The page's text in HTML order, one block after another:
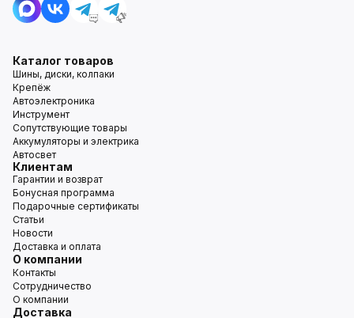
Каталог товаров
Шины, диски, колпаки
Крепёж
Автоэлектроника
Инструмент
Сопутствующие товары
Аккумуляторы и электрика
Автосвет
Клиентам
Гарантии и возврат
Бонусная программа
Подарочные сертификаты
Статьи
Новости
Доставка и оплата
О компании
Контакты
Сотрудничество
О компании
Доставка